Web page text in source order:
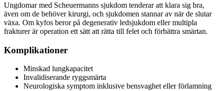
Ungdomar med Scheuermanns sjukdom tenderar att klara sig bra,
även om de behöver kirurgi, och sjukdomen stannar av när de slutar
växa. Om kyfos beror på degenerativ ledsjukdom eller multipla
frakturer är operation ett sätt att rätta till felet och förbättra smärtan.
Komplikationer
Minskad lungkapacitet
Invalidiserande ryggsmärta
Neurologiska symptom inklusive bensvaghet eller förlamning